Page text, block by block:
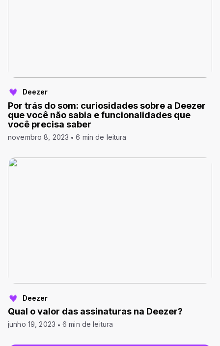
Deezer
Por trás do som: curiosidades sobre a Deezer
que você não sabia e funcionalidades que
você precisa saber
novembro 8, 2023 6 min de leitura
Deezer
Qual o valor das assinaturas na Deezer?
junho 19, 2023 6 min de leitura